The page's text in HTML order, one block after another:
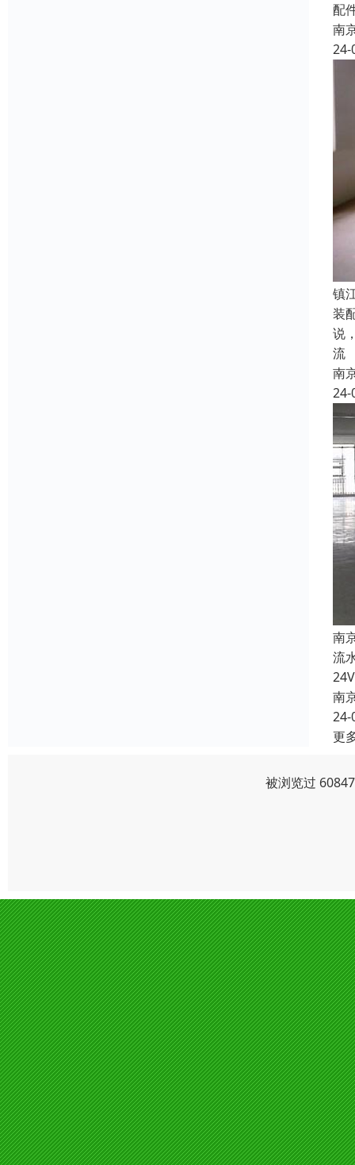
配
南
24-
镇
装
说
流
南
24-
南
流
南
24-
更
被浏览过